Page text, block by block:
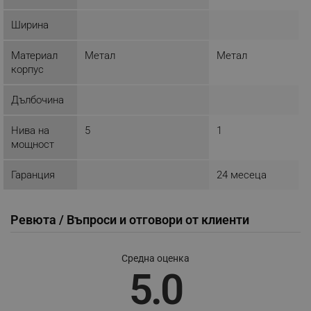
Ширина
Материал
корпус
Метал Метал
Дълбочина
Нива на
мощност
5 1
Гаранция 24 месеца
Ревюта / Въпроси и отговори от клиенти
Средна оценка
5.0
_nzm_noid_92166-7699
_sgf_push_permission_asked